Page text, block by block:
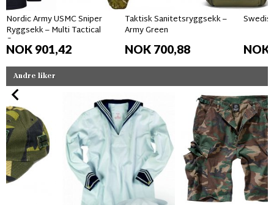
Nordic Army USMC Sniper
Ryggsekk – Multi Tactical
Camo
NOK 901,42
Taktisk Sanitetsryggsekk –
Army Green
NOK 700,88 NOK
Andre liker